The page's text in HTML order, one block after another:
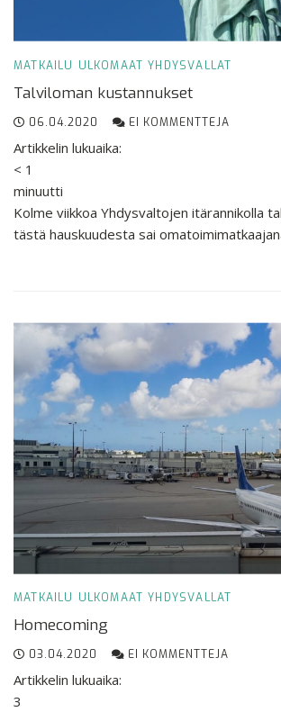
MATKAILU ULKOMAAT YHDYSVALLAT
Talviloman kustannukset
06.04.2020 EI KOMMENTTEJA
Artikkelin lukuaika:
< 1
minuutti
Kolme viikkoa Yhdysvaltojen itärannikolla
tästä hauskuudesta sai
MATKAILU ULKOMAAT YHDYSVALLAT
Homecoming
03.04.2020 EI KOMMENTTEJA
Artikkelin lukuaika:
3